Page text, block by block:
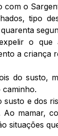
com o
tipo
o que
a criança
do susto,
susto e dos
Ao mamar,
situações